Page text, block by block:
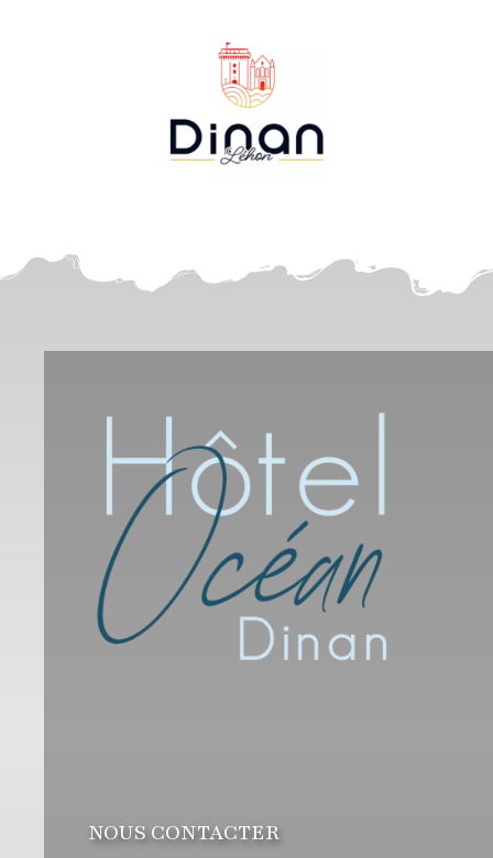
NOUS CONTACTER